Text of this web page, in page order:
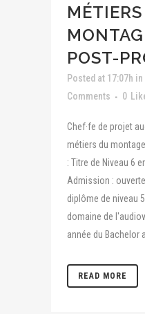
POST-
Posted at 17:07h in
Comments
0
Chef·fe de projet
métiers du
: Titre de Niveau 6
Admission :
diplôme de niveau
domaine de
année du Bachelor
READ MORE